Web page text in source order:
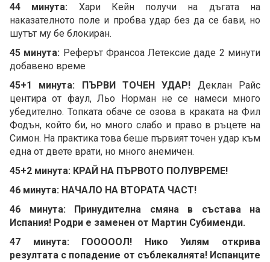
44 минута: Хари Кейн получи на дъгата на
наказателното поле и пробва удар без да се бави, но
шутът му бе блокиран.
45 минута: Реферът Франсоа Летексие даде 2 минути
добавено време
45+1 минута: ПЪРВИ ТОЧЕН УДАР! Деклан Райс
центира от фаул, Льо Норман не се намеси много
убедително. Топката обаче се озова в краката на Фил
Фодън, който би, но много слабо и право в ръцете на
Симон. На практика това беше първият точен удар към
една от двете врати, но много анемичен.
45+2 минута: КРАЙ НА ПЪРВОТО ПОЛУВРЕМЕ!
46 минута: НАЧАЛО НА ВТОРАТА ЧАСТ!
46 минута: Принудителна смяна в състава на
Испания! Родри е заменен от Мартин Субименди.
47 минута: ГОООООЛ! Нико Уилям открива
резултата с попадение от съблекалнята! Испанците